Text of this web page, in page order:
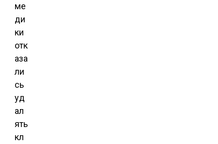
ме
ди
ки
отк
аза
ли
сь
уд
ал
ять
кл